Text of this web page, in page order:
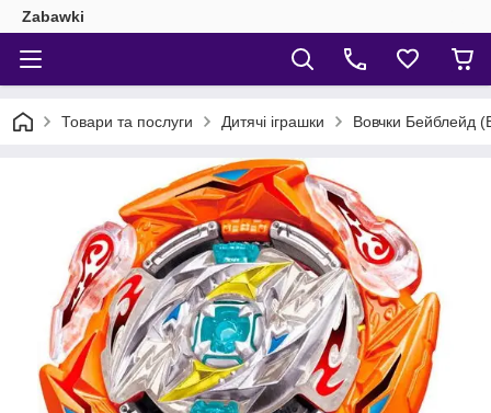
Zabawki
Товари та послуги Дитячі іграшки Вовчки Бейблейд